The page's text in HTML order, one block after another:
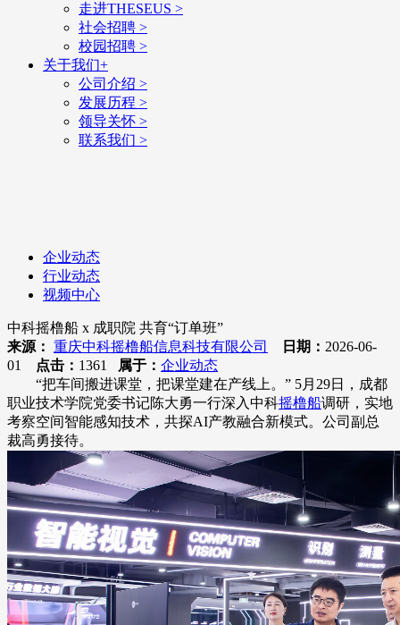
走进THESEUS >
社会招聘 >
校园招聘 >
关于我们+
公司介绍 >
发展历程 >
领导关怀 >
联系我们 >
企业动态
行业动态
视频中心
中科摇橹船 x 成职院 共育“订单班”
来源： 重庆中科摇橹船信息科技有限公司 日期： 2026-06-
01
点击： 1361 属于： 企业动态
“把车间搬进课堂，把课堂建在产线上。” 5月29日，成都
职业技术学院党委书记陈大勇一行深入中科摇橹船调研，实地
考察空间智能感知技术，共探AI产教融合新模式。公司副总
裁高勇接待。